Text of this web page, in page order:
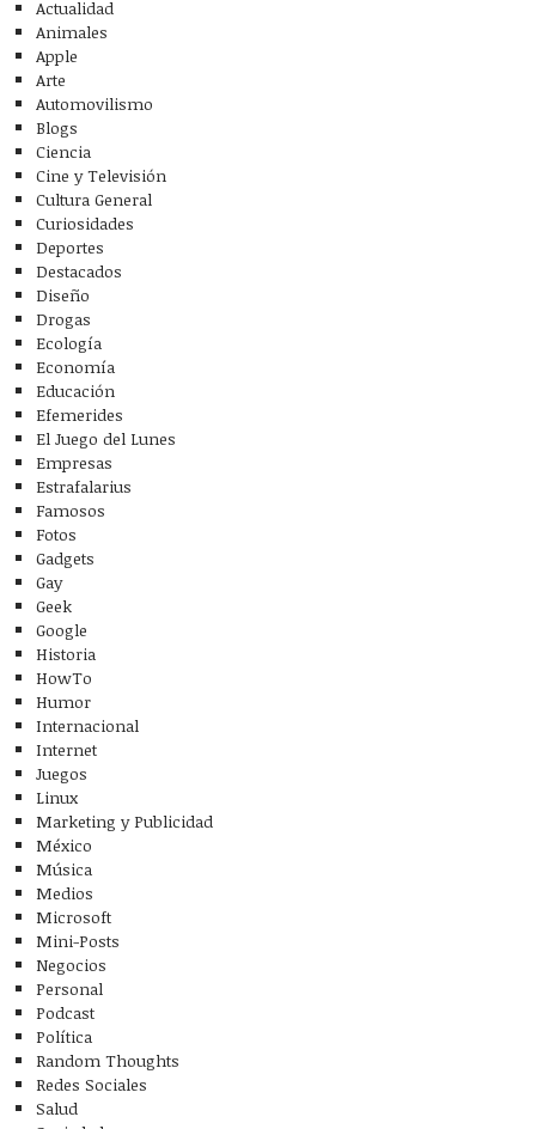
Actualidad
Animales
Apple
Arte
Automovilismo
Blogs
Ciencia
Cine y Televisión
Cultura General
Curiosidades
Deportes
Destacados
Diseño
Drogas
Ecología
Economía
Educación
Efemerides
El Juego del Lunes
Empresas
Estrafalarius
Famosos
Fotos
Gadgets
Gay
Geek
Google
Historia
HowTo
Humor
Internacional
Internet
Juegos
Linux
Marketing y Publicidad
México
Música
Medios
Microsoft
Mini-Posts
Negocios
Personal
Podcast
Política
Random Thoughts
Redes Sociales
Salud